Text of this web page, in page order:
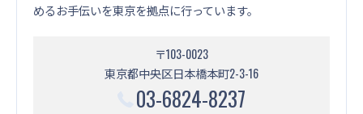
めるお手伝いを東京を拠点に行っています。
〒103-0023
東京都中央区日本橋本町2-3-16
03-6824-8237